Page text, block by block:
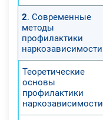
2. Современные
методы
профилактики
наркозависимости
Теоретические
основы
профилактики
наркозависимости